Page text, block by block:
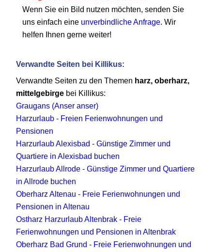
Wenn Sie ein Bild nutzen möchten, senden Sie
uns einfach eine unverbindliche Anfrage. Wir
helfen Ihnen gerne weiter!
Verwandte Seiten bei Killikus:
Verwandte Seiten zu den Themen harz, oberharz,
mittelgebirge bei Killikus:
Graugans (Anser anser)
Harzurlaub - Freien Ferienwohnungen und
Pensionen
Harzurlaub Alexisbad - Günstige Zimmer und
Quartiere in Alexisbad buchen
Harzurlaub Allrode - Günstige Zimmer und Quartiere
in Allrode buchen
Oberharz Altenau - Freie Ferienwohnungen und
Pensionen in Altenau
Ostharz Harzurlaub Altenbrak - Freie
Ferienwohnungen und Pensionen in Altenbrak
Oberharz Bad Grund - Freie Ferienwohnungen und